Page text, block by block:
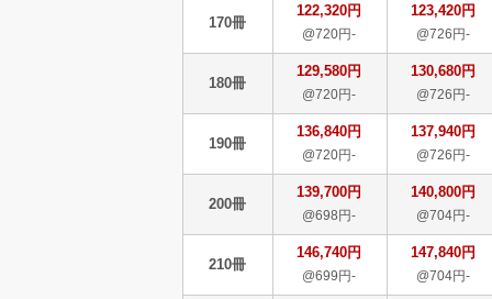
170冊
122,320円
@720円-
123,420円
@726円-
180冊
129,580円
@720円-
130,680円
@726円-
190冊
136,840円
@720円-
137,940円
@726円-
200冊
139,700円
@698円-
140,800円
@704円-
210冊
146,740円
@699円-
147,840円
@704円-